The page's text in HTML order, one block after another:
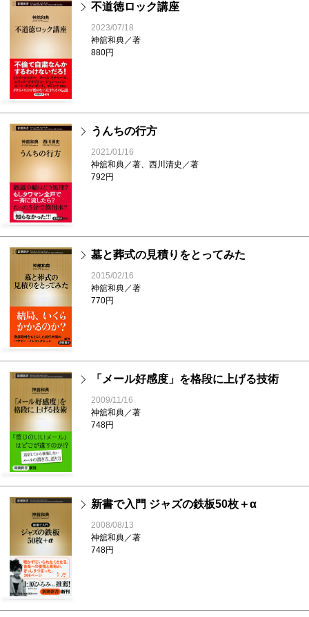
不道徳ロック講座
2023/07/18
神舘和典／著
880円
うんちの行方
2021/01/16
神舘和典／著、西川清史／著
792円
墓と葬式の見積りをとってみた
2015/02/16
神舘和典／著
770円
「メール好感度」を格段に上げる技術
2009/11/16
神舘和典／著
748円
新書で入門 ジャズの鉄板50枚＋α
2008/08/13
神舘和典／著
748円